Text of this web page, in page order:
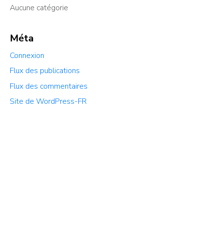
Aucune catégorie
Méta
Connexion
Flux des publications
Flux des commentaires
Site de WordPress-FR